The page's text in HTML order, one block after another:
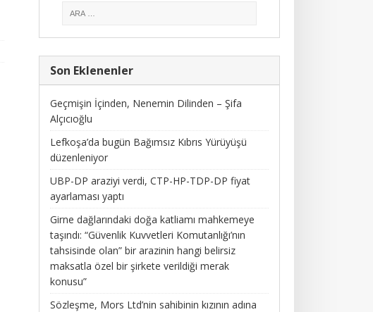
Son Eklenenler
Geçmişin İçinden, Nenemin Dilinden – Şifa
Alçıcıoğlu
Lefkoşa’da bugün Bağımsız Kıbrıs Yürüyüşü
düzenleniyor
UBP-DP araziyi verdi, CTP-HP-TDP-DP fiyat
ayarlaması yaptı
Girne dağlarındaki doğa katliamı mahkemeye
taşındı: “Güvenlik Kuvvetleri Komutanlığı’nın
tahsisinde olan” bir arazinin hangi belirsiz
maksatla özel bir şirkete verildiği merak
konusu”
Sözleşme, Mors Ltd’nin sahibinin kızının adına